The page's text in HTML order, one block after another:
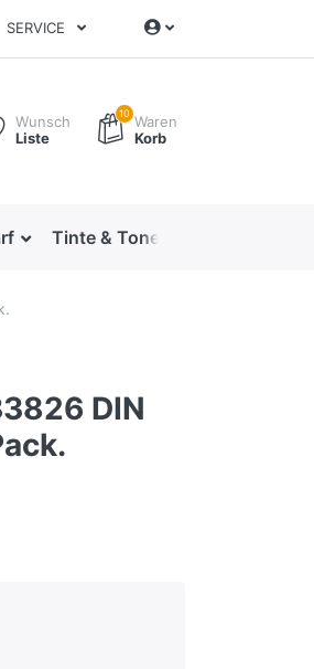
SERVICE
Wunsch
Liste
10 Waren
Korb
Tinte & Toner
DIN